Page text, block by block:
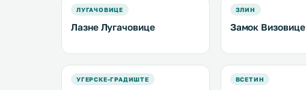
ЛУГАЧОВИЦЕ
Лазне Лугачовице
ЗЛИН
Замок Визовице
УГЕРСКЕ-ГРАДИШТЕ ВСЕТИН